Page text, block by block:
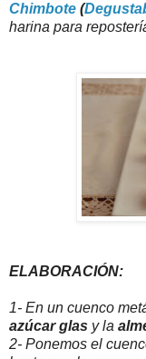
Chimbote (
harina para
ELABORACIÓN:
1- En un cuenco
azúcar glas y la
2- Ponemos el